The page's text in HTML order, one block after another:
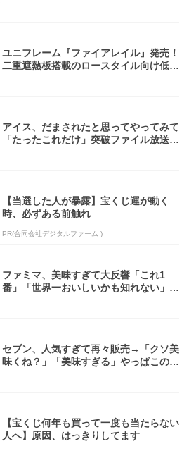
ユニフレーム『ファイアレイル』発売！
二重遮熱板搭載のロースタイル向け低型
アイス、だまされたと思ってやってみて
「たったこれだけ」突破ファイル放送で
【当選した人が暴露】宝くじ運が動く
時、必ずある前触れ
PR(合同会社デジタルファーム )
ファミマ、美味すぎて大反響「これ1
番」「世界一おいしいかも知れない」
セブン、人気すぎて再々販売→「クソ美
味くね？」「美味すぎる」やっぱこのク
【宝くじ何年も買って一度も当たらない
人へ】原因、はっきりしてます